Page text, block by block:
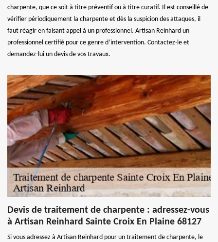
charpente, que ce soit à titre préventif ou à titre curatif. Il est conseillé de
vérifier périodiquement la charpente et dès la suspicion des attaques, il
faut réagir en faisant appel à un professionnel. Artisan Reinhard un
professionnel certifié pour ce genre d’intervention. Contactez-le et
demandez-lui un devis de vos travaux.
Devis de traitement de charpente : adressez-vous
à Artisan Reinhard Sainte Croix En Plaine 68127
Si vous adressez à Artisan Reinhard pour un traitement de charpente, le